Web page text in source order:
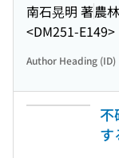
南石晃明 著農
<DM251-E149>
Author Heading (ID)
不
す